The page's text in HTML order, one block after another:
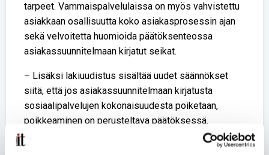
tarpeet. Vammaispalvelulaissa on myös vahvistettu
asiakkaan osallisuutta koko asiakasprosessin ajan
sekä velvoitetta huomioida päätöksenteossa
asiakassuunnitelmaan kirjatut seikat.
– Lisäksi lakiuudistus sisältää uudet säännökset
siitä, että jos asiakassuunnitelmaan kirjatusta
sosiaalipalvelujen kokonaisuudesta poiketaan,
poikkeaminen on perusteltava päätöksessä.
6. Laillistettujen sosiaalityöntekijöiden sijaisina